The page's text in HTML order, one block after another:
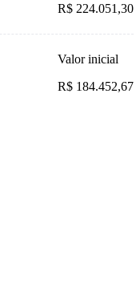
R$ 224.051,30
Valor inicial
R$ 184.452,67